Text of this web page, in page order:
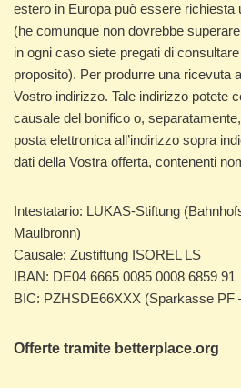
estero in Europa può essere
(he comunque non dovrebbe
in ogni caso siete pregati di
proposito). Per produrre una ricevuta
Vostro indirizzo. Tale indirizzo potete
causale del bonifico o,
posta elettronica all’indirizzo sopra
dati della Vostra offerta, contenenti
Intestatario: LUKAS-Stiftung
Maulbronn)
Causale: Zustiftung ISOREL LS
IBAN: DE04 6665 0085 0008 6859 91
BIC: PZHSDE66XXX (Sparkasse PF
Offerte tramite betterplace.org